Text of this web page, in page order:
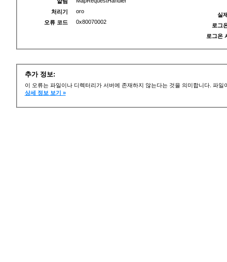
처리기
oro
오류 코드
0x80070002
실
로그
로그온
추가 정보:
이 오류는 파일이나 디렉터리가 서버에 존재하지 않는다는 것을 의미합니다. 파
상세 정보 보기 »